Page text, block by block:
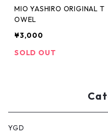
MIO YASHIRO ORIGINAL T
OWEL
¥3,000
SOLD OUT
YGD